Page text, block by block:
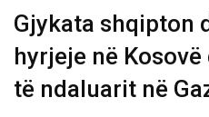
Gjykata shqipton
hyrjeje në
të ndaluarit në